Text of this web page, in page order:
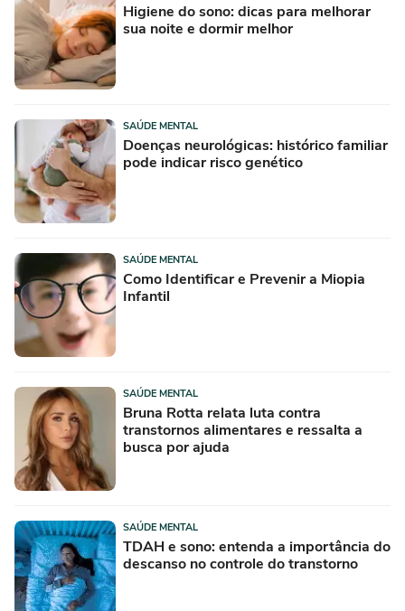
Higiene do sono: dicas para melhorar
sua noite e dormir melhor
SAÚDE MENTAL
Doenças neurológicas: histórico familiar
pode indicar risco genético
SAÚDE MENTAL
Como Identificar e Prevenir a Miopia
Infantil
SAÚDE MENTAL
Bruna Rotta relata luta contra
transtornos alimentares e ressalta a
busca por ajuda
SAÚDE MENTAL
TDAH e sono: entenda a importância do
descanso no controle do transtorno